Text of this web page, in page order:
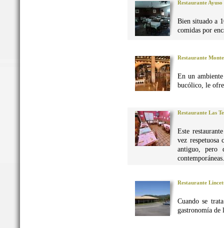
Restaurante Ayuso
Bien situado a
comidas por
Restaurante
En un
bucólico, le
Restaurante Las
Este
vez
antiguo, pero
contemporáneas.
Restaurante
Cuando se
gastronomía de